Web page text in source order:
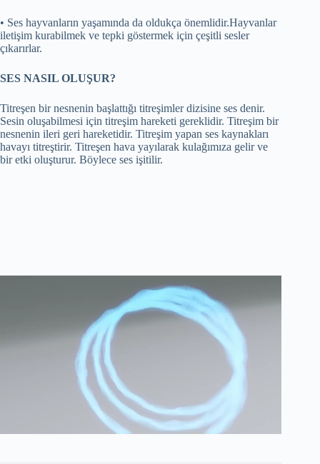
• Ses hayvanların yaşamında da oldukça önemlidir.Hayvanlar
iletişim kurabilmek ve tepki göstermek için çeşitli sesler
çıkarırlar.
SES NASIL OLUŞUR?
Titreşen bir nesnenin başlattığı titreşimler dizisine ses denir.
Sesin oluşabilmesi için titreşim hareketi gereklidir. Titreşim bir
nesnenin ileri geri hareketidir. Titreşim yapan ses kaynakları
havayı titreştirir. Titreşen hava yayılarak kulağımıza gelir ve
bir etki oluşturur. Böylece ses işitilir.